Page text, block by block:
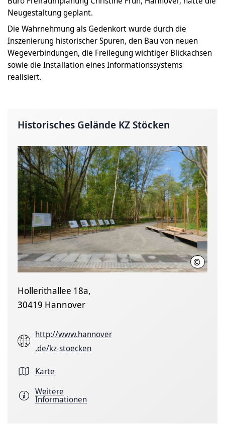
Neugestaltung geplant.
Die Wahrnehmung als Gedenkort wurde durch die
Inszenierung historischer Spuren, den Bau von neuen
Wegeverbindungen, die Freilegung wichtiger Blickachsen
sowie die Installation eines Informationssystems
realisiert.
Historisches Gelände KZ Stöcken
© LHH
Hollerithallee 18a,
30419 Hannover
http://www.hannover
.de/kz-stoecken
Karte
Weitere
Informationen